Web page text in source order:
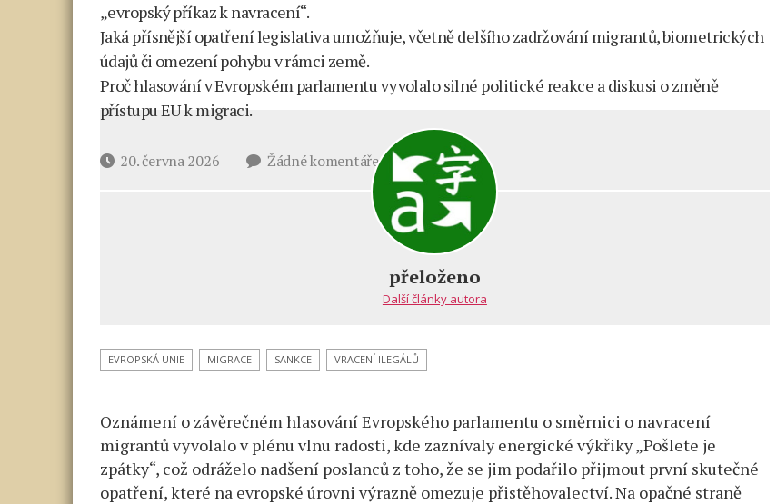
„evropský příkaz k navracení“.
Jaká přísnější opatření legislativa umožňuje, včetně delšího zadržování migrantů, biometrických
údajů či omezení pohybu v rámci země.
Proč hlasování v Evropském parlamentu vyvolalo silné politické reakce a diskusi o změně
přístupu EU k migraci.
Datum20. června 2026 Žádné komentářeu
textu
názvem
Poslanci
Evropského
parlamentu
je
historické
směrnice
o navracení
migrantů
přeloženo
Další články autora
EVROPSKÁ UNIE MIGRACE SANKCE VRACENÍ ILEGÁLŮ
Oznámení o závěrečném hlasování Evropského parlamentu o směrnici o navracení
migrantů vyvolalo v plénu vlnu radosti, kde zaznívaly energické výkřiky „Pošlete je
zpátky“, což odráželo nadšení poslanců z toho, že se jim podařilo přijmout první skutečné
opatření, které na evropské úrovni výrazně omezuje přistěhovalectví. Na opačné straně